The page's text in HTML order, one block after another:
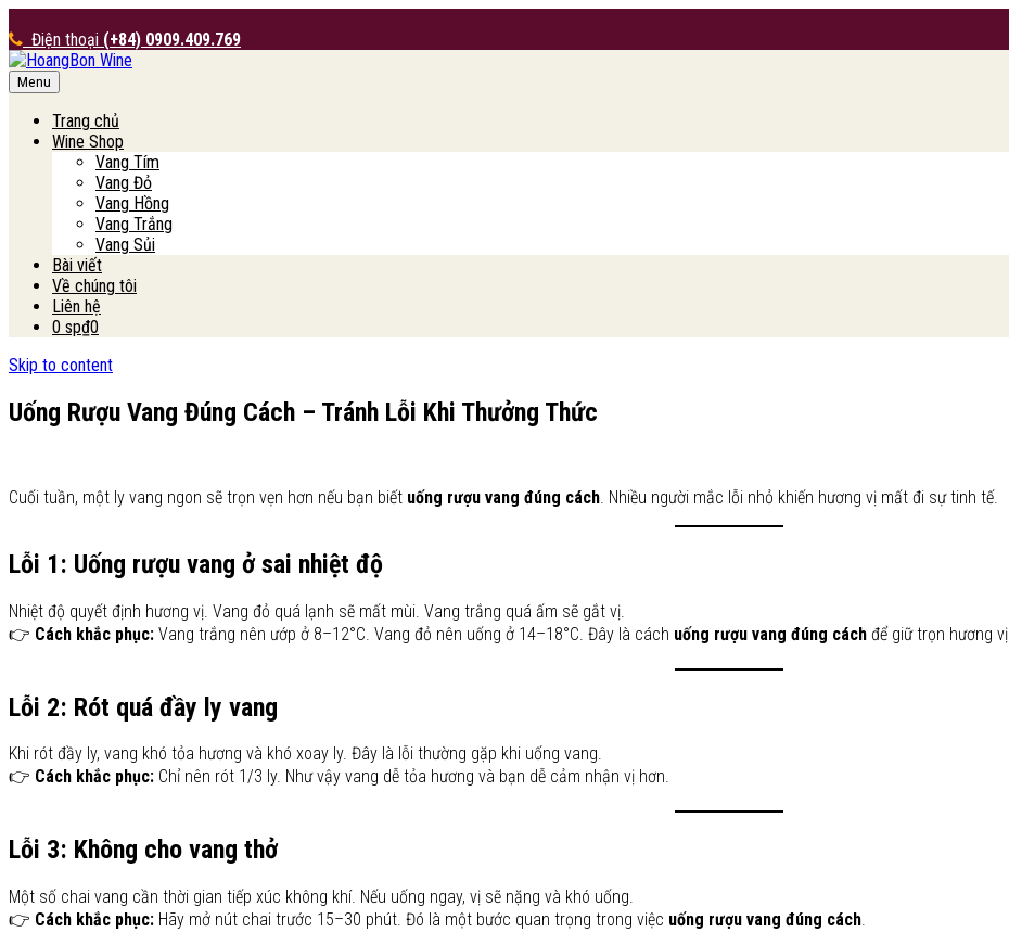
Điện thoại (+84) 0909.409.769
HoangBon Wine
Menu
Trang chủ
Wine Shop
Vang Tím
Vang Đỏ
Vang Hồng
Vang Trắng
Vang Sủi
Bài viết
Về chúng tôi
Liên hệ
0 sp₫0
Skip to content
Uống Rượu Vang Đúng Cách – Tránh Lỗi Khi Thưởng Thức
Cuối tuần, một ly vang ngon sẽ trọn vẹn hơn nếu bạn biết uống rượu vang đúng cách. Nhiều người mắc lỗi nhỏ khiến hương vị mất đi sự tinh tế.
Lỗi 1: Uống rượu vang ở sai nhiệt độ
Nhiệt độ quyết định hương vị. Vang đỏ quá lạnh sẽ mất mùi. Vang trắng quá ấm sẽ gắt vị.
👉 Cách khắc phục: Vang trắng nên ướp ở 8–12°C. Vang đỏ nên uống ở 14–18°C. Đây là cách uống rượu vang đúng cách để giữ trọn hương vị.
Lỗi 2: Rót quá đầy ly vang
Khi rót đầy ly, vang khó tỏa hương và khó xoay ly. Đây là lỗi thường gặp khi uống vang.
👉 Cách khắc phục: Chỉ nên rót 1/3 ly. Như vậy vang dễ tỏa hương và bạn dễ cảm nhận vị hơn.
Lỗi 3: Không cho vang thở
Một số chai vang cần thời gian tiếp xúc không khí. Nếu uống ngay, vị sẽ nặng và khó uống.
👉 Cách khắc phục: Hãy mở nút chai trước 15–30 phút. Đó là một bước quan trọng trong việc uống rượu vang đúng cách.